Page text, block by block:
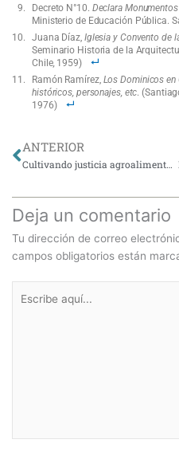
Decreto N°10. Declara
Ministerio de Educación Pública.
Juana Díaz, Iglesia y Convento de
Seminario Historia de la
Chile, 1959)
Ramón Ramírez, Los Dominicos en
históricos, personajes, etc.
1976)
Ant
ANTERIOR
Cultivando justicia agroalimentaria: pasos hacia una agroecología de la reciprocidad
Deja un comentario
Tu dirección de correo
campos obligatorios están
aquí...